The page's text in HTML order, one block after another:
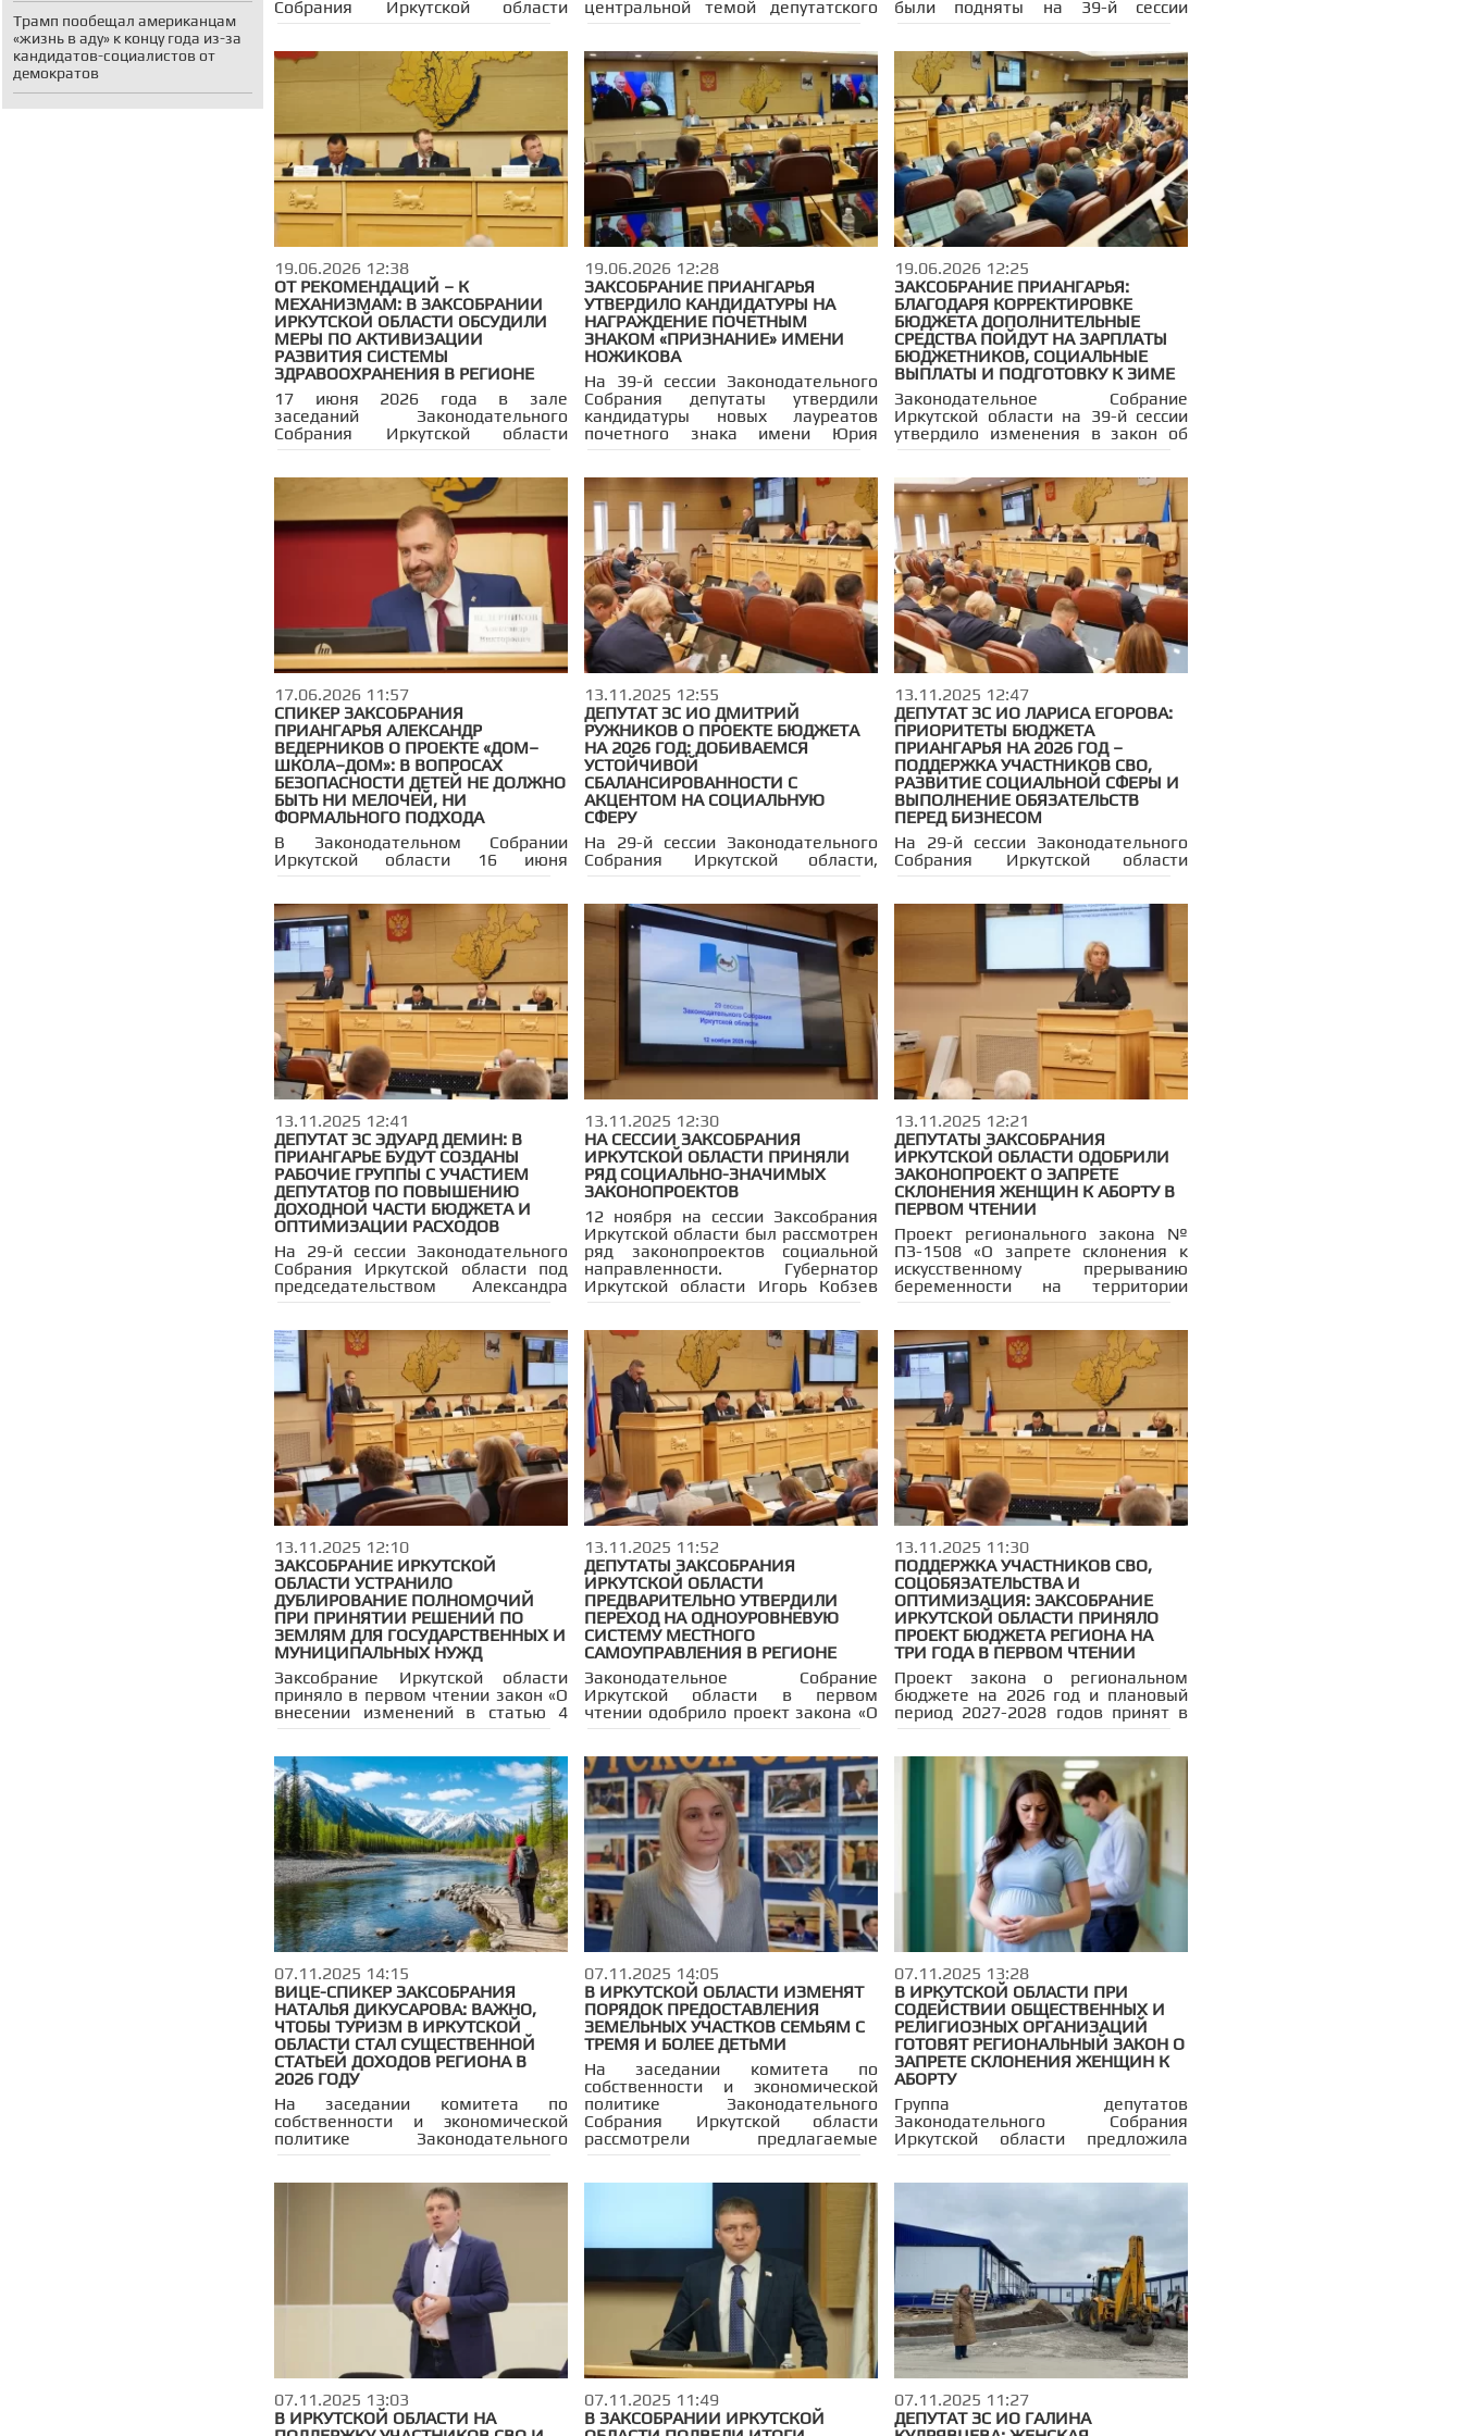
Трамп пообещал американцам
«жизнь в аду» к концу года из-за
кандидатов-социалистов от
демократов
Собрания Иркутской области
Александр Ведерников вместе с
парламента посетил с рабочим
визитом Балаганский и Усть-
Удинский муниципальные округа.
Одними из главных вопросов
выезда в муниципалитеты стало
медицинское сопровождение и
диспансеризация
демобилизованных участников
специальной военной операции.
центральной темой депутатского
часа, который состоялся в рамках
Собрания региона под
председательством спикера
парламента Александра
Ведерникова. В обсуждении
приняли участие представители
областного правительства,
муниципальных образований,
транспортных предприятий и
авиакомпаний.
были подняты на 39-й сессии
Законодательного Собрания
подготовка к новому
отопительному сезону. В частности,
на заседании приняли
постановление с рекомендациями,
выработанными по итогам
депутатского часа «Проблемы
отопительного сезона 2025–2026
годов. Подготовка к отопительному
сезону 2026–2027 годов»,
состоявшегося на 38-й сессии.
Также депутаты утвердили
парламентский запрос по поводу
состояния объектов коммунальной
инфраструктуры в Нижнеудинском
и Черемховском районах.
19.06.2026 12:38
ОТ РЕКОМЕНДАЦИЙ – К
МЕХАНИЗМАМ: В ЗАКСОБРАНИИ
ИРКУТСКОЙ ОБЛАСТИ ОБСУДИЛИ
МЕРЫ ПО АКТИВИЗАЦИИ
РАЗВИТИЯ СИСТЕМЫ
ЗДРАВООХРАНЕНИЯ В РЕГИОНЕ
17 июня 2026 года в зале
заседаний Законодательного
Собрания Иркутской области
состоялся депутатский час,
вопросам развития региональной
системы здравоохранения. В нем
приняли участие министр
здравоохранения области Андрей
Модестов, ректор Иркутского
государственного медицинского
университета Андрей Щербатых,
исполнительный директор
Ассоциации муниципальных
образований Зоя Масловская, а
также главные врачи районных
больниц и ординаторы. Разговор
получился конкретным: с цифрами,
примерами из практики и
совместно выработанными
решениями.
19.06.2026 12:28
ЗАКСОБРАНИЕ ПРИАНГАРЬЯ
УТВЕРДИЛО КАНДИДАТУРЫ НА
НАГРАЖДЕНИЕ ПОЧЕТНЫМ
ЗНАКОМ «ПРИЗНАНИЕ» ИМЕНИ
НОЖИКОВА
На 39-й сессии Законодательного
Собрания депутаты утвердили
кандидатуры новых лауреатов
почетного знака имени Юрия
Абрамовича Ножикова
значимых региональных наград.
19.06.2026 12:25
ЗАКСОБРАНИЕ ПРИАНГАРЬЯ:
БЛАГОДАРЯ КОРРЕКТИРОВКЕ
БЮДЖЕТА ДОПОЛНИТЕЛЬНЫЕ
СРЕДСТВА ПОЙДУТ НА ЗАРПЛАТЫ
БЮДЖЕТНИКОВ, СОЦИАЛЬНЫЕ
ВЫПЛАТЫ И ПОДГОТОВКУ К ЗИМЕ
Законодательное Собрание
Иркутской области на 39-й сессии
утвердило изменения в закон об
областном бюджете на 2026 год и
17.06.2026 11:57
СПИКЕР ЗАКСОБРАНИЯ
ПРИАНГАРЬЯ АЛЕКСАНДР
ВЕДЕРНИКОВ О ПРОЕКТЕ «ДОМ–
ШКОЛА–ДОМ»: В ВОПРОСАХ
БЕЗОПАСНОСТИ ДЕТЕЙ НЕ ДОЛЖНО
БЫТЬ НИ МЕЛОЧЕЙ, НИ
ФОРМАЛЬНОГО ПОДХОДА
В Законодательном Собрании
Иркутской области 16 июня
состоялось совещание,
«Дом–школа–дом» и повышению
безопасности пешеходных
переходов возле образовательных
учреждений. В обсуждении приняли
участие представители областного
парламента, региональных
министерств, Госавтоинспекции и
муниципалитетов.
13.11.2025 12:55
ДЕПУТАТ ЗС ИО ДМИТРИЙ
РУЖНИКОВ О ПРОЕКТЕ БЮДЖЕТА
НА 2026 ГОД: ДОБИВАЕМСЯ
УСТОЙЧИВОЙ
СБАЛАНСИРОВАННОСТИ С
АКЦЕНТОМ НА СОЦИАЛЬНУЮ
СФЕРУ
На 29-й сессии Законодательного
Собрания Иркутской области,
состоявшейся 12 ноября 2025 года,
вопросов, включая проект
областного бюджета на
ближайшие три года. В заседании
приняли участие губернатор
региона Игорь Кобзев,
представители профильных
комитетов и депутаты областного
парламента.
13.11.2025 12:47
ДЕПУТАТ ЗС ИО ЛАРИСА ЕГОРОВА:
ПРИОРИТЕТЫ БЮДЖЕТА
ПРИАНГАРЬЯ НА 2026 ГОД –
ПОДДЕРЖКА УЧАСТНИКОВ СВО,
РАЗВИТИЕ СОЦИАЛЬНОЙ СФЕРЫ И
ВЫПОЛНЕНИЕ ОБЯЗАТЕЛЬСТВ
ПЕРЕД БИЗНЕСОМ
На 29-й сессии Законодательного
Собрания Иркутской области
депутаты рассмотрели проект
плановый период 2027–2028 годов.
Документ принят в первом чтении
и направлен на дальнейшую
проработку. Заседание прошло при
активном участии представителей
профильных комитетов, которые
собираются вносить поправки в
документ до конца ноября.
13.11.2025 12:41
ДЕПУТАТ ЗС ЭДУАРД ДЕМИН: В
ПРИАНГАРЬЕ БУДУТ СОЗДАНЫ
РАБОЧИЕ ГРУППЫ С УЧАСТИЕМ
ДЕПУТАТОВ ПО ПОВЫШЕНИЮ
ДОХОДНОЙ ЧАСТИ БЮДЖЕТА И
ОПТИМИЗАЦИИ РАСХОДОВ
На 29-й сессии Законодательного
Собрания Иркутской области под
председательством Александра
Ведерникова депутаты
вопросов, среди которых — проект
закона об областном бюджете на
2026 год и плановый период 2027-
2028 годов. Представил главный
финансовый документ региона
губернатор Иркутской области
Игорь Кобзев. В результате
рассмотрения главный финансовый
документ региона был принят
парламентариями в первом
чтении.
13.11.2025 12:30
НА СЕССИИ ЗАКСОБРАНИЯ
ИРКУТСКОЙ ОБЛАСТИ ПРИНЯЛИ
РЯД СОЦИАЛЬНО-ЗНАЧИМЫХ
ЗАКОНОПРОЕКТОВ
12 ноября на сессии Заксобрания
Иркутской области был рассмотрен
ряд законопроектов социальной
направленности. Губернатор
Иркутской области Игорь Кобзев
инициировал внесение поправок в
регулирующий предоставление
социальной выплаты на
приобретение жилья для граждан,
ранее относившихся к категории
детей-сирот и оставшихся без
попечения родителей.
Законопроект был ранее одобрен
Законодательным Собранием
Приангарья в первом чтении, а
сегодня рассмотрен парламентом
во втором и окончательном
чтениях.
13.11.2025 12:21
ДЕПУТАТЫ ЗАКСОБРАНИЯ
ИРКУТСКОЙ ОБЛАСТИ ОДОБРИЛИ
ЗАКОНОПРОЕКТ О ЗАПРЕТЕ
СКЛОНЕНИЯ ЖЕНЩИН К АБОРТУ В
ПЕРВОМ ЧТЕНИИ
Проект регионального закона №
ПЗ-1508 «О запрете склонения к
искусственному прерыванию
беременности на территории
Иркутской области» был принят в
Законодательного Собрания
региона. Инициатива направлена
на защиту прав женщин,
укрепление института семьи и
реализацию государственной
демографической политики,
ориентированной на поддержку
материнства и повышение
рождаемости.
13.11.2025 12:10
ЗАКСОБРАНИЕ ИРКУТСКОЙ
ОБЛАСТИ УСТРАНИЛО
ДУБЛИРОВАНИЕ ПОЛНОМОЧИЙ
ПРИ ПРИНЯТИИ РЕШЕНИЙ ПО
ЗЕМЛЯМ ДЛЯ ГОСУДАРСТВЕННЫХ И
МУНИЦИПАЛЬНЫХ НУЖД
Заксобрание Иркутской области
приняло в первом чтении закон «О
внесении изменений в статью 4
Закона Иркутской области «Об
и охраны земель в Иркутской
области», регулирующий
использование земельных
участков.
13.11.2025 11:52
ДЕПУТАТЫ ЗАКСОБРАНИЯ
ИРКУТСКОЙ ОБЛАСТИ
ПРЕДВАРИТЕЛЬНО УТВЕРДИЛИ
ПЕРЕХОД НА ОДНОУРОВНЕВУЮ
СИСТЕМУ МЕСТНОГО
САМОУПРАВЛЕНИЯ В РЕГИОНЕ
Законодательное Собрание
Иркутской области в первом
чтении одобрило проект закона «О
территориальных и
местного самоуправления»,
разработанный Ассоциацией
муниципальных образований
региона. Документ
предусматривает переход на
одноуровневую систему
управления, которая заменит
существующую двухуровневую
модель.
13.11.2025 11:30
ПОДДЕРЖКА УЧАСТНИКОВ СВО,
СОЦОБЯЗАТЕЛЬСТВА И
ОПТИМИЗАЦИЯ: ЗАКСОБРАНИЕ
ИРКУТСКОЙ ОБЛАСТИ ПРИНЯЛО
ПРОЕКТ БЮДЖЕТА РЕГИОНА НА
ТРИ ГОДА В ПЕРВОМ ЧТЕНИИ
Проект закона о региональном
бюджете на 2026 год и плановый
период 2027-2028 годов принят в
первом чтении на сессии
Иркутской области под
председательством Александра
Ведерникова. Второе чтение
назначено на конец ноября, до 24
числа депутаты смогут внести свои
07.11.2025 14:15
ВИЦЕ-СПИКЕР ЗАКСОБРАНИЯ
НАТАЛЬЯ ДИКУСАРОВА: ВАЖНО,
ЧТОБЫ ТУРИЗМ В ИРКУТСКОЙ
ОБЛАСТИ СТАЛ СУЩЕСТВЕННОЙ
СТАТЬЕЙ ДОХОДОВ РЕГИОНА В
2026 ГОДУ
На заседании комитета по
собственности и экономической
политике Законодательного
Собрания Иркутской области под
председателя парламента Натальи
Дикусаровой рассмотрели
выполнение постановления от 23
декабря 2024 года № 19/27-ЗС,
касающегося реализации закона
«Об областном бюджете на 2025
год и на плановый период 2026 и
2027 годов» в части развития
туристической сферы региона.
07.11.2025 14:05
В ИРКУТСКОЙ ОБЛАСТИ ИЗМЕНЯТ
ПОРЯДОК ПРЕДОСТАВЛЕНИЯ
ЗЕМЕЛЬНЫХ УЧАСТКОВ СЕМЬЯМ С
ТРЕМЯ И БОЛЕЕ ДЕТЬМИ
На заседании комитета по
собственности и экономической
политике Законодательного
Собрания Иркутской области
рассмотрели предлагаемые
изменения в региональный закон
земельных участков в
собственность граждан». С
докладом выступил заместитель
министра имущественных
отношений Иркутской области
Кирилл Просвирин, обозначив
ключевые поправки, направленные
на единообразие в предоставлении
мер поддержки многодетным
семьям.
07.11.2025 13:28
В ИРКУТСКОЙ ОБЛАСТИ ПРИ
СОДЕЙСТВИИ ОБЩЕСТВЕННЫХ И
РЕЛИГИОЗНЫХ ОРГАНИЗАЦИЙ
ГОТОВЯТ РЕГИОНАЛЬНЫЙ ЗАКОН О
ЗАПРЕТЕ СКЛОНЕНИЯ ЖЕНЩИН К
АБОРТУ
Группа депутатов
Законодательного Собрания
Иркутской области предложила
внести изменения в региональное
направлены на защиту женщин от
прерыванию беременности.
Законопроект был рассмотрен на
заседании комитета по
здравоохранению и социальной
защите под председательством
Артёма Лобкова.
07.11.2025 13:03
В ИРКУТСКОЙ ОБЛАСТИ НА
07.11.2025 11:49
В ЗАКСОБРАНИИ ИРКУТСКОЙ
07.11.2025 11:27
ДЕПУТАТ ЗС ИО ГАЛИНА